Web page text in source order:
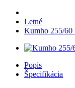
Letné
Kumho 255/
Popis
Špecifikácia